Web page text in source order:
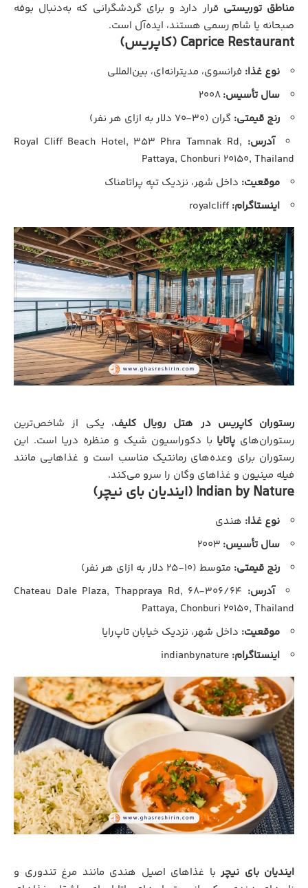
مناطق توریستی قرار دارد و برای گردشگرانی که به‌دنبال بوفه
صبحانه یا شام رسمی هستند، ایده‌آل است.
Caprice Restaurant (کاپریس)
نوع غذا: فرانسوی، مدیترانه‌ای، بین‌المللی
سال تأسیس:۲۰۰۸
رنج قیمتی: گران (۳۰-۷۰ دلار به ازای هر نفر)
آدرس: Royal Cliff Beach Hotel, ۳۵۳ Phra Tamnak Rd,
Pattaya, Chonburi ۲۰۱۵۰, Thailand
موقعیت: داخل شهر، نزدیک تپه پراتامناک
اینستاگرام:royalcliff
رستوران کاپریس در هتل رویال کلیف، یکی از شاخص‌ترین
رستوران‌های پاتایا با دکوراسیون شیک و منظره دریا است. این
رستوران برای وعده‌های رمانتیک مناسب است و غذاهایی مانند
فیله مینیون و غذاهای وگان را سرو می‌کند.
Indian by Nature (ایندیان بای نیچر)
نوع غذا: هندی
سال تأسیس:
رنج قیمتی: متوسط (۱۰-۲۵ دلار به ازای هر نفر)
آدرس:
۳۰۶/۶۴-۶۸ Chateau Dale Plaza, Thappraya Rd,
Pattaya, Chonburi ۲۰۱۵۰, Thailand
موقعیت: داخل شهر، نزدیک خیابان تاپ‌رایا
اینستاگرام:
ایندیان بای نیچر با غذاهای اصیل هندی مانند مرغ تندوری و